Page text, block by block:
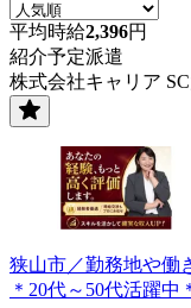
平均時給2,396円
紹介予定派遣
株式会社キャリア
狭山市／勤務地や働
＊20代～50代活躍中